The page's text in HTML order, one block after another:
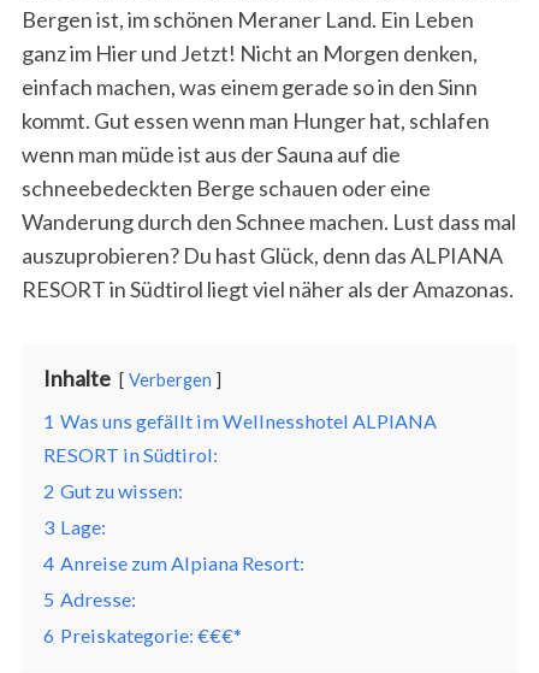
Bergen ist, im schönen Meraner Land. Ein Leben
ganz im Hier und Jetzt! Nicht an Morgen denken,
einfach machen, was einem gerade so in den Sinn
kommt. Gut essen wenn man Hunger hat, schlafen
wenn man müde ist aus der Sauna auf die
schneebedeckten Berge schauen oder eine
Wanderung durch den Schnee machen. Lust dass mal
auszuprobieren? Du hast Glück, denn das ALPIANA
RESORT in Südtirol liegt viel näher als der Amazonas.
Inhalte Verbergen
1 Was uns gefällt im Wellnesshotel ALPIANA
RESORT in Südtirol:
2 Gut zu wissen:
3 Lage:
4 Anreise zum Alpiana Resort:
5 Adresse:
6 Preiskategorie: €€€*